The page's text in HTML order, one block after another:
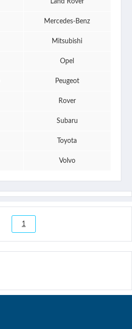
Land Rover
Mercedes-Benz
Mitsubishi
Opel
Peugeot
Rover
Subaru
Toyota
Volvo
1